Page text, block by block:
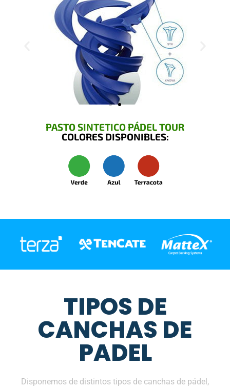
PASTO SINTETICO PÁDEL TOUR
COLORES DISPONIBLES:
TIPOS DE
CANCHAS DE
PADEL
Disponemos de distintos tipos de canchas de pádel,